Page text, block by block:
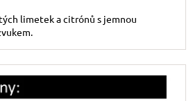
limetek a citrónů s jemnou